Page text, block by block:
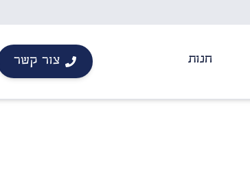
חנות
יצירת קשר
צור קשר